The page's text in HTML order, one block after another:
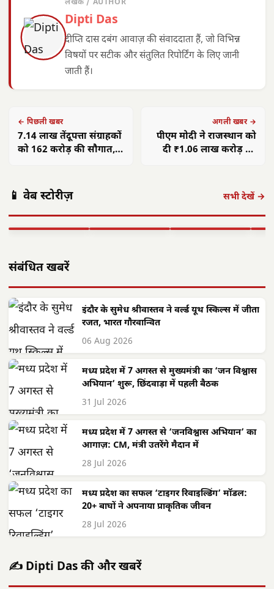
लेखक / AUTHOR
Dipti Das
दीप्ति दास दबंग आवाज़ की संवाददाता हैं, जो विभिन्न
विषयों पर सटीक और संतुलित रिपोर्टिंग के लिए जानी
जाती हैं।
← पिछली खबर
7.14 लाख तेंदूपत्ता संग्राहकों
को 162 करोड़ की सौगात,
अगली खबर →
पीएम मोदी ने राजस्थान को
दी ₹1.06 लाख करोड़ की
📱 वेब स्टोरीज़ सभी देखें →
'बीज बोने में लगा
वासेपुर'…
साय के नेतृत्व में…
फोकस— हर पात्र
शासन…
संबंधित खबरें
इंदौर के सुमेध श्रीवास्तव ने वर्ल्ड यूथ स्किल्स में जीता
रजत, भारत गौरवान्वित
06 Aug 2026
मध्य प्रदेश में 7 अगस्त से मुख्यमंत्री का ‘जन विश्वास
अभियान’ शुरू, छिंदवाड़ा में पहली बैठक
31 Jul 2026
मध्य प्रदेश में 7 अगस्त से ‘जनविश्वास अभियान’ का
आगाज़: CM, मंत्री उतरेंगे मैदान में
28 Jul 2026
मध्य प्रदेश का सफल ‘टाइगर रिवाइल्डिंग’ मॉडल:
20+ बाघों ने अपनाया प्राकृतिक जीवन
28 Jul 2026
✍️ Dipti Das की और खबरें